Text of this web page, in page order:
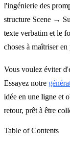
l'ingénierie des
structure Scene →
texte verbatim et le
choses à maîtriser
Vous voulez éviter
Essayez notre
idée en une ligne et
retour, prêt à être
Table of Contents